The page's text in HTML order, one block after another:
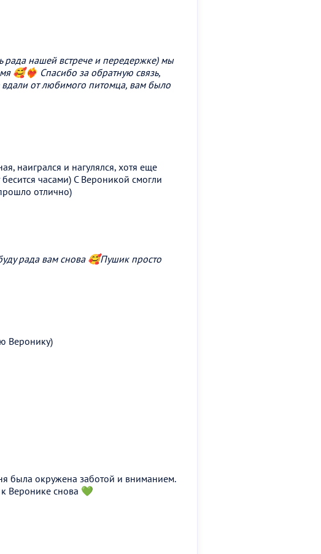
нашей встрече и передержке) мы
🥰❤️‍🔥 Спасибо за обратную связь,
от любимого питомца, вам было
наигрался и нагулялся, хотя еще
часами) С Вероникой смогли
отлично)
рада вам снова 🥰Пушик просто
Веронику)
была окружена заботой и вниманием.
к Веронике снова 💚